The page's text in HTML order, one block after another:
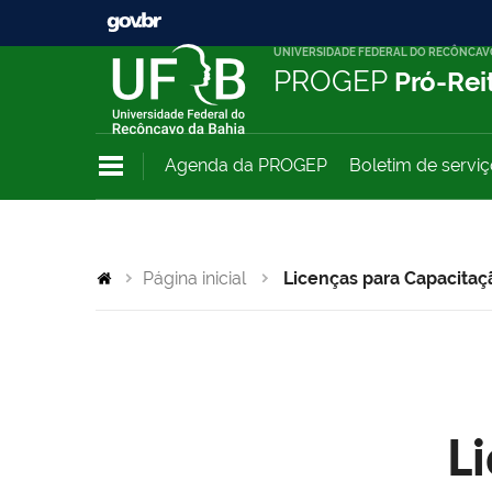
UNIVERSIDADE FEDERAL DO
PROGEP Pró-
Agenda da PROGEP Boletim de
Página inicial Licenças para